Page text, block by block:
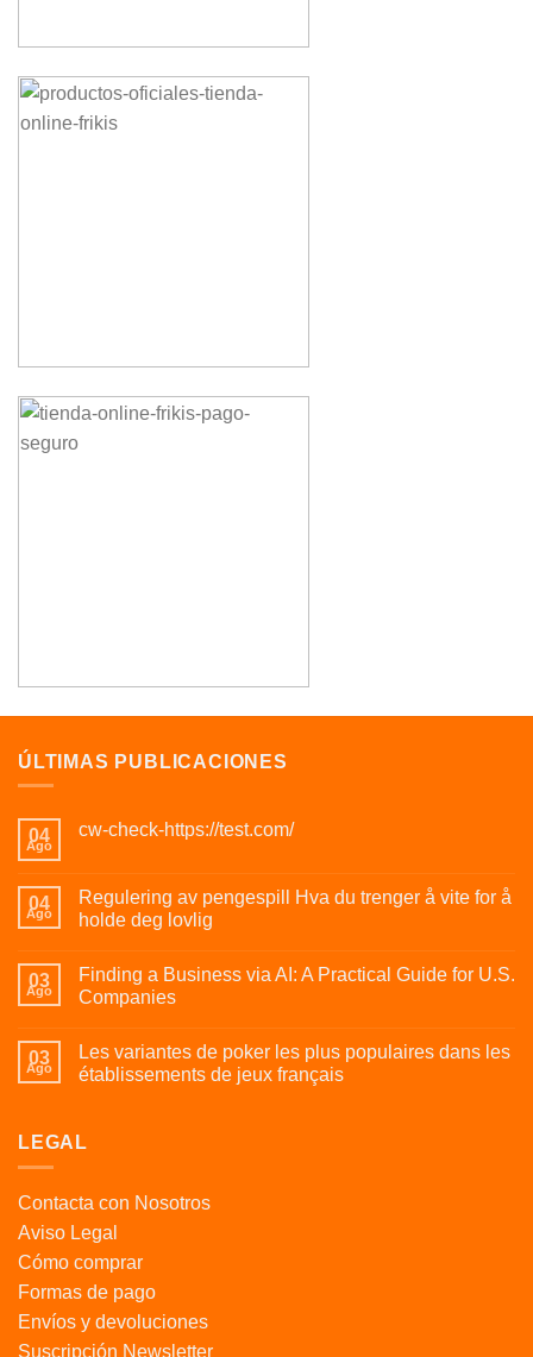
ÚLTIMAS PUBLICACIONES
04
Ago
cw-check-https://test.com/
04
Ago
Regulering av pengespill Hva du trenger å vite for å
holde deg lovlig
03
Ago
Finding a Business via AI: A Practical Guide for U.S.
Companies
03
Ago
Les variantes de poker les plus populaires dans les
établissements de jeux français
LEGAL
Contacta con Nosotros
Aviso Legal
Cómo comprar
Formas de pago
Envíos y devoluciones
Suscripción Newsletter